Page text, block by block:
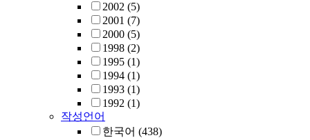
2002 (5)
2001 (7)
2000 (5)
1998 (2)
1995 (1)
1994 (1)
1993 (1)
1992 (1)
작성언어
한국어 (438)